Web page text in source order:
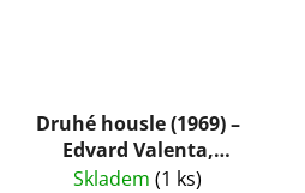
Druhé housle (1969) –
Edvard Valenta,
román o velké cestě
Skladem (1 ks)